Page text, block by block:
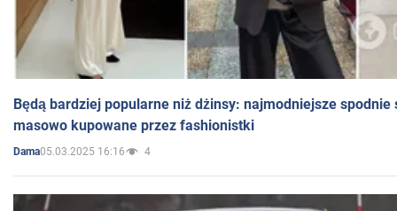
Będą bardziej popularne niż dżinsy: najmodniejsze spodnie
masowo kupowane przez fashionistki
Dama05.03.2025 16:16 4